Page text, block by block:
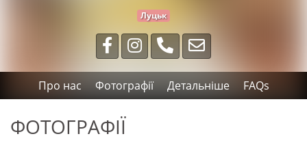
Луцьк
Про нас Фотографії Детальніше FAQs
ФОТОГРАФІЇ